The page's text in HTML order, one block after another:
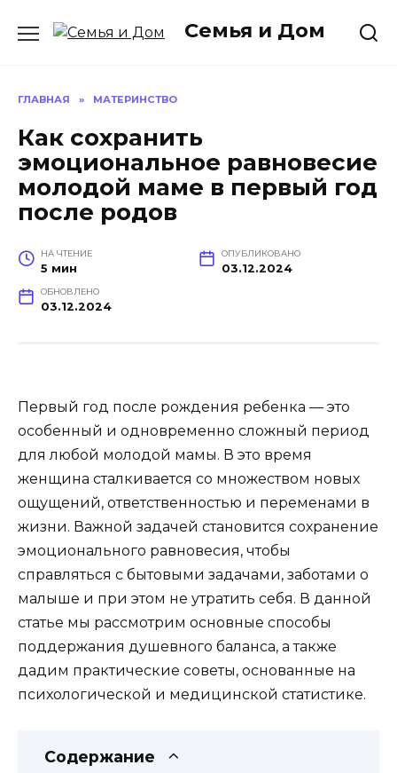
Семья и Дом
ГЛАВНАЯ » МАТЕРИНСТВО
Как сохранить
эмоциональное равновесие
молодой маме в первый год
после родов
НА ЧТЕНИЕ
5 мин
ОПУБЛИКОВАНО
03.12.2024
ОБНОВЛЕНО
03.12.2024
Первый год после рождения ребенка — это
особенный и одновременно сложный период
для любой молодой мамы. В это время
женщина сталкивается со множеством новых
ощущений, ответственностью и переменами в
жизни. Важной задачей становится сохранение
эмоционального равновесия, чтобы
справляться с бытовыми задачами, заботами о
малыше и при этом не утратить себя. В данной
статье мы рассмотрим основные способы
поддержания душевного баланса, а также
дадим практические советы, основанные на
психологической и медицинской статистике.
Содержание